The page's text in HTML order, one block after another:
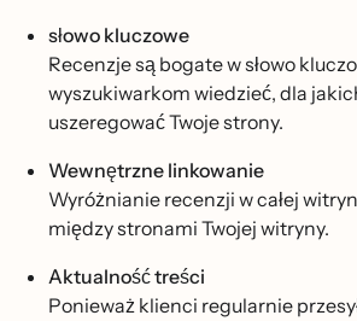
słowo kluczowe
Recenzje są bogate w słowo
wyszukiwarkom wiedzieć, dla
uszeregować Twoje strony.
Wewnętrzne linkowanie
Wyróżnianie recenzji w całej
między stronami Twojej witryny.
Aktualność treści
Ponieważ klienci regularnie